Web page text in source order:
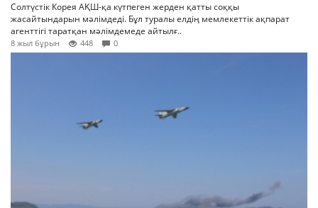
Солтүстік Корея АҚШ-қа күтпеген жерден қатты соққы
жасайтындарын мәлімдеді. Бұл туралы елдің мемлекеттік ақпарат
агенттігі таратқан мәлімдемеде айтылғ..
8 жыл бұрын 448 0